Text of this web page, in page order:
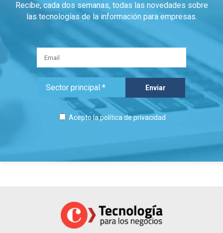
Recibe, cada dos semanas, todas las novedades sobre
las tecnologías de la información para empresas.
Acepto lapolítica de privacidad